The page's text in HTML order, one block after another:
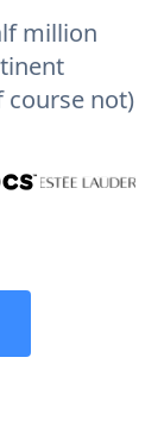
million
course not)